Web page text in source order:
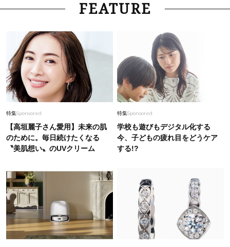
FEATURE
特集Sponsored
【高垣麗子さん愛用】未来の肌
のために。毎日続けたくなる
〝美肌想い〟のUVクリーム
特集Sponsored
学校も遊びもデジタル化する
今、子どもの疲れ目をどうケア
する!?